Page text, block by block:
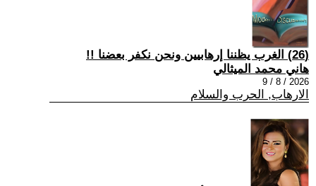
(26) الغرب يظننا إرهابيين ونحن نكفر بعضنا !!
هاني محمد الميثالي
2026 / 8 / 9
الارهاب, الحرب والسلام